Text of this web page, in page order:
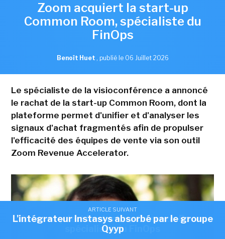
ARTICLE SUIVANT
Zoom acquiert la start-up Common Room,
spécialiste du FinOps
Zoom acquiert la start-up
Common Room, spécialiste du
FinOps
Benoît Huet , publié le 06 Juillet 2026
Le spécialiste de la visioconférence a annoncé
le rachat de la start-up Common Room, dont la
plateforme permet d'unifier et d'analyser les
signaux d'achat fragmentés afin de propulser
l'efficacité des équipes de vente via son outil
Zoom Revenue Accelerator.
ARTICLE SUIVANT
L'intégrateur Instasys absorbé par le groupe
Qyyp